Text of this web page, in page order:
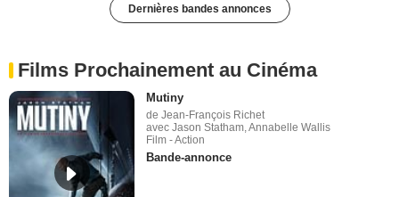
Dernières bandes annonces
Films Prochainement au Cinéma
Mutiny
de Jean-François Richet
avec Jason Statham, Annabelle Wallis
Film - Action
Bande-annonce